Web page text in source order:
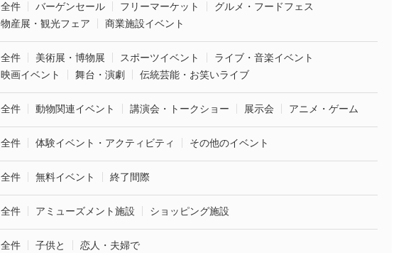
全件 バーゲンセール フリーマーケット
グルメ・フードフェス
物産展・観光フェア
商業施設イベント
全件 美術展・博物展 スポーツイベント
ライブ・音楽イベント
映画イベント
舞台・演劇 伝統芸能・お笑いライブ
全件 動物関連イベント 講演会・トークショー 展示会 アニメ・ゲーム
全件 体験イベント・アクティビティ その他のイベント
全件 無料イベント 終了間際
全件 アミューズメント施設 ショッピング施設
全件 子供と 恋人・夫婦で